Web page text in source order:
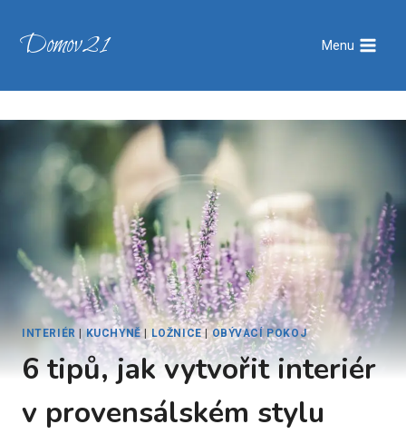
Domov21 Menu
INTERIÉR | KUCHYNĚ|LOŽNICE|OBÝVACÍ POKOJ
6 tipů, jak vytvořit interiér
v provensálském stylu